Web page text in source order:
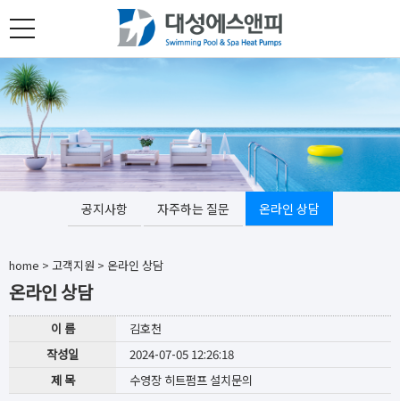
toggle
navigation
공지사항 자주하는 질문 온라인 상담
home > 고객지원 > 온라인 상담
온라인 상담
이 름
김호천
작성일
2024-07-05 12:26:18
제 목
수영장 히트펌프 설치문의